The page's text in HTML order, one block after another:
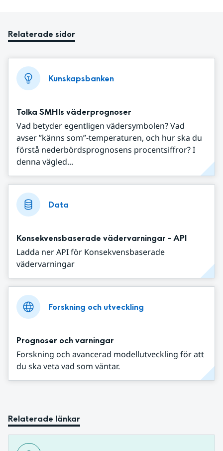
Relaterade sidor
Kunskapsbanken
Tolka SMHIs väderprognoser
Vad betyder egentligen vädersymbolen? Vad
avser ”känns som”-temperaturen, och hur ska du
förstå nederbördsprognosens procentsiffror? I
denna vägled...
Data
Konsekvensbaserade vädervarningar - API
Ladda ner API för Konsekvensbaserade
vädervarningar
Forskning och utveckling
Prognoser och varningar
Forskning och avancerad modellutveckling för att
du ska veta vad som väntar.
Relaterade länkar